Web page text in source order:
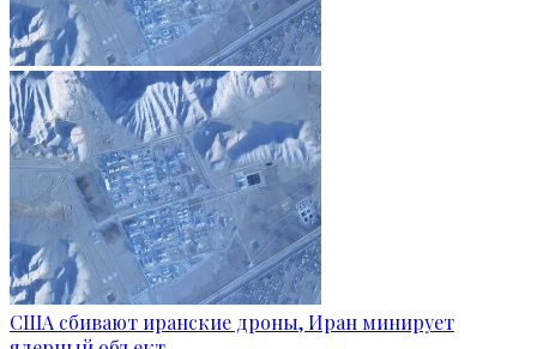
США сбивают иранские дроны, Иран минирует